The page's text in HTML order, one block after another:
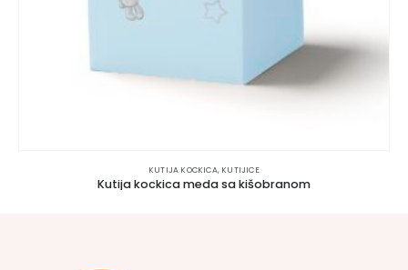
KUTIJA KOCKICA, KUTIJICE
Kutija kockica meda sa kišobranom